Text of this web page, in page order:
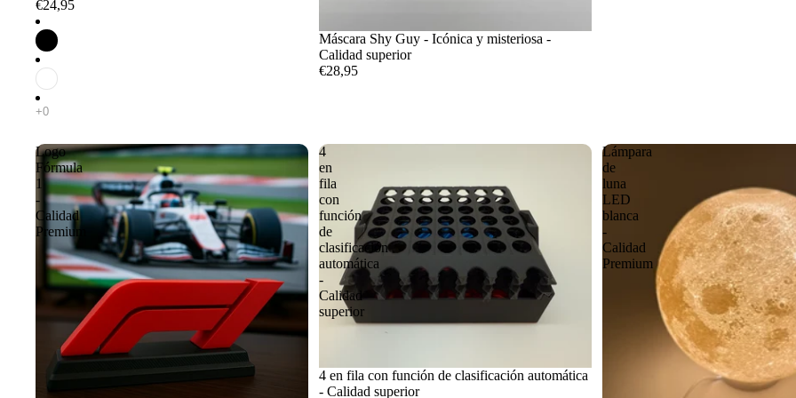
€24,95
Máscara Shy Guy - Icónica y misteriosa -
Calidad superior
€28,95
Logo
Fórmula
1
-
Calidad
Premium
4
en
fila
con
función
de
clasificación
automática
-
Calidad
superior
4 en fila con función de clasificación automática
- Calidad superior
Lámpara
de
luna
LED
blanca
-
Calidad
Premium